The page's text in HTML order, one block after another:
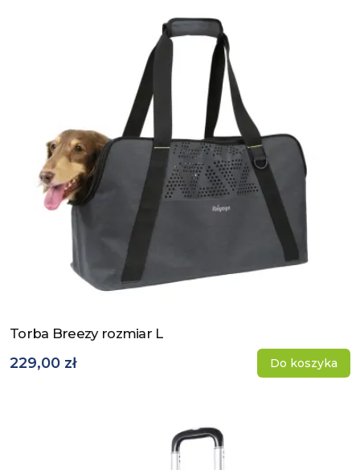
Zobacz produkt
Torba Breezy rozmiar L
229,00 zł Do koszyka